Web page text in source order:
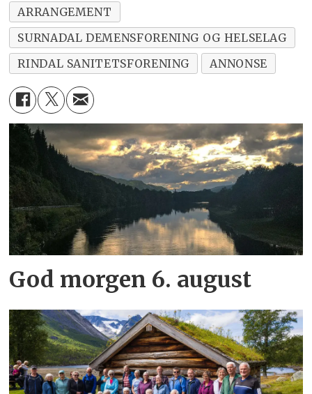
ARRANGEMENT
SURNADAL DEMENSFORENING OG HELSELAG
RINDAL SANITETSFORENING
ANNONSE
God morgen 6. august